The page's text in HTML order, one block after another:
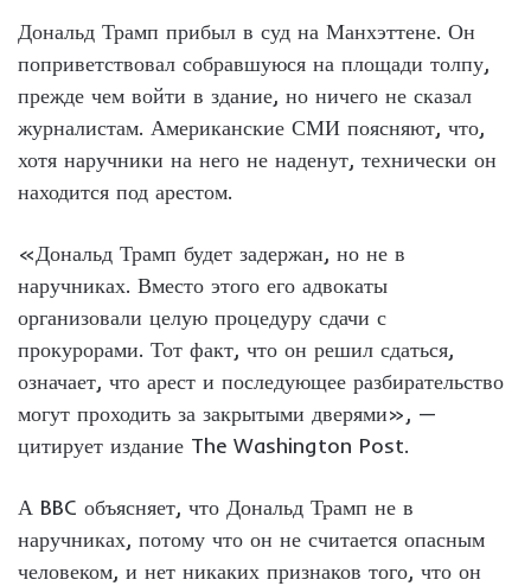
Дональд Трамп прибыл в суд на Манхэттене. Он
поприветствовал собравшуюся на площади толпу,
прежде чем войти в здание, но ничего не сказал
журналистам. Американские СМИ поясняют, что,
хотя наручники на него не наденут, технически он
находится под арестом.
«Дональд Трамп будет задержан, но не в
наручниках. Вместо этого его адвокаты
организовали целую процедуру сдачи с
прокурорами. Тот факт, что он решил сдаться,
означает, что арест и последующее разбирательство
могут проходить за закрытыми дверями», —
цитирует издание The Washington Post.
А BBC объясняет, что Дональд Трамп не в
наручниках, потому что он не считается опасным
человеком, и нет никаких признаков того, что он